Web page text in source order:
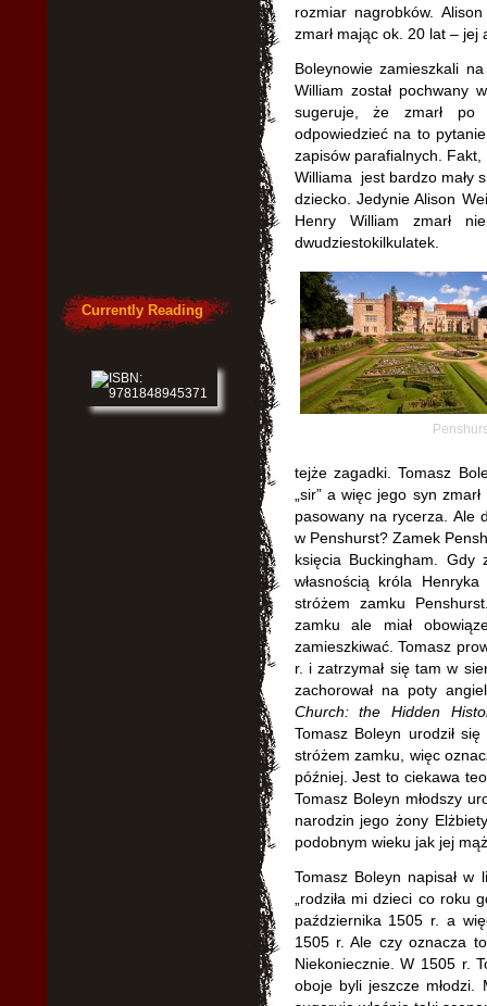
rozmiar nagrobków.
zmarł mając ok. 20 lat –
Boleynowie zamieszkali
William został pochwany
sugeruje, że zmarł po
odpowiedzieć na to
zapisów parafialnych.
Williama jest bardzo mały
dziecko. Jedynie Alison
Henry William zmarł
dwudziestokilkulatek.
tejże zagadki. Tomasz
„sir” a więc jego syn
pasowany na rycerza. Ale
w Penshurst? Zamek
księcia Buckingham.
własnością króla
stróżem zamku
zamku ale miał
zamieszkiwać. Tomasz
r. i zatrzymał się tam w
zachorował na poty
Church: the Hidden
Tomasz Boleyn urodził
stróżem zamku, więc
później. Jest to ciekawa
Tomasz Boleyn młodszy
narodzin jego żony
podobnym wieku jak jej
Tomasz Boleyn napisał
„rodziła mi dzieci co roku
października 1505 r. a
1505 r. Ale czy oznacza
Niekoniecznie. W 1505 r.
oboje byli jeszcze młodzi.
Currently Reading